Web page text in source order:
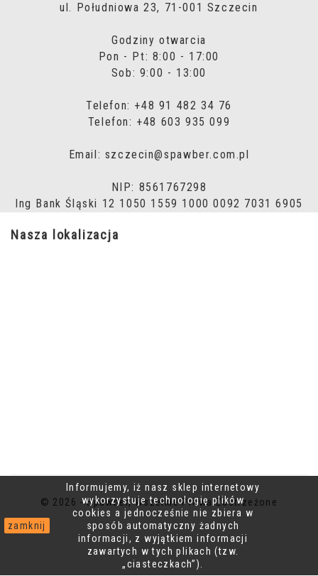
zamknij
Informujemy, iż nasz sklep internetowy
wykorzystuje technologię plików
cookies a jednocześnie nie zbiera w
sposób automatyczny żadnych
informacji, z wyjątkiem informacji
zawartych w tych plikach (tzw.
„ciasteczkach”).
ul. Południowa 23, 71-001 Szczecin
Godziny otwarcia
Pon - Pt: 8:00 - 17:00
Sob: 9:00 - 13:00
Telefon: +48 91 482 34 76
Telefon: +48 603 935 099
Email: szczecin@spawber.com.pl
NIP: 8561767298
Ing Bank Śląski 12 1050 1559 1000 0092 7031 6905
Nasza lokalizacja
© 2026 - Spawber, Wszelkie Prawa Zastrzeżone